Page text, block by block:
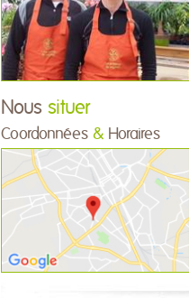
Nous situer
Coordonnées & Horaires